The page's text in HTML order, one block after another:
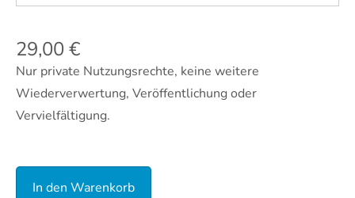
29,00 €
Nur private Nutzungsrechte, keine weitere
Wiederverwertung, Veröffentlichung oder
Vervielfältigung.